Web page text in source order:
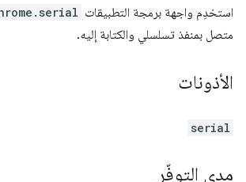
استخدِم واجهة برمجة التطبيقات
متصل بمنفذ تسلسلي والكتابة إليه.
الأذونات
serial
مدى التوفّر